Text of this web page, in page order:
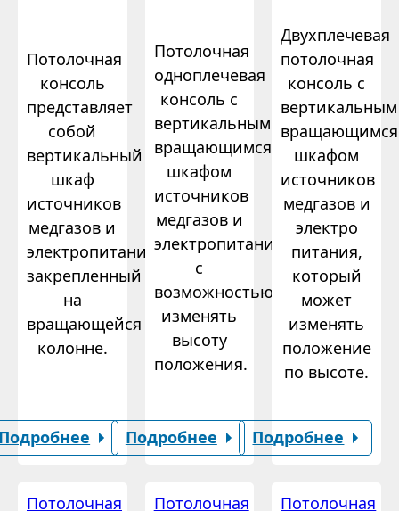
Потолочная
консоль
представляет
собой
вертикальный
шкаф
источников
медгазов и
электропитания,
закрепленный
на
вращающейся
колонне.
Потолочная
одноплечевая
консоль с
вертикальным
вращающимся
шкафом
источников
медгазов и
электропитания
с
возможностью
изменять
высоту
положения.
Подробнее
Двухплечевая
потолочная
консоль с
вертикальным
вращающимся
шкафом
источников
медгазов и
электро
питания,
который
может
изменять
положение
по высоте.
Подробнее
Потолочная Потолочная Потолочная